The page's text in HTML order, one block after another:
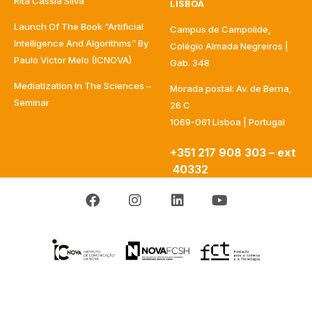
Launch Of The Book “Artificial
Intelligence And Algorithms” By
Paulo Victor Melo (ICNOVA)
Mediatization In The Sciences –
Seminar
LISBOA
Campus de Campolide,
Colégio Almada Negreiros |
Gab. 348
Morada postal: Av. de Berna,
26 C
1069-061 Lisboa | Portugal
+351 217 908 303 – ext
40332